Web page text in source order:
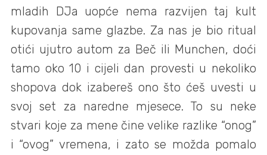
mladih DJa uopće nema razvijen taj kult
kupovanja same glazbe. Za nas je bio ritual
otići ujutro autom za Beč ili Munchen, doći
tamo oko 10 i cijeli dan provesti u nekoliko
shopova dok izabereš ono što ćeš uvesti u
svoj set za naredne mjesece. To su neke
stvari koje za mene čine velike razlike “onog”
i “ovog” vremena, i zato se možda pomalo